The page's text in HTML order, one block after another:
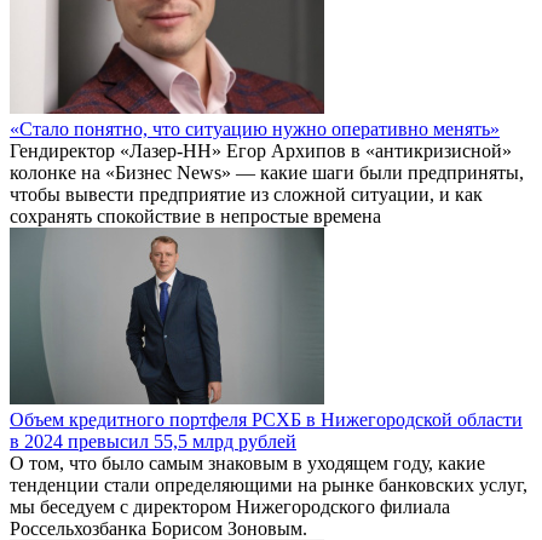
«Стало понятно, что ситуацию нужно оперативно менять»
Гендиректор «Лазер-НН» Егор Архипов в «антикризисной»
колонке на «Бизнес News» — какие шаги были предприняты,
чтобы вывести предприятие из сложной ситуации, и как
сохранять спокойствие в непростые времена
Объем кредитного портфеля РСХБ в Нижегородской области
в 2024 превысил 55,5 млрд рублей
О том, что было самым знаковым в уходящем году, какие
тенденции стали определяющими на рынке банковских услуг,
мы беседуем с директором Нижегородского филиала
Россельхозбанка Борисом Зоновым.